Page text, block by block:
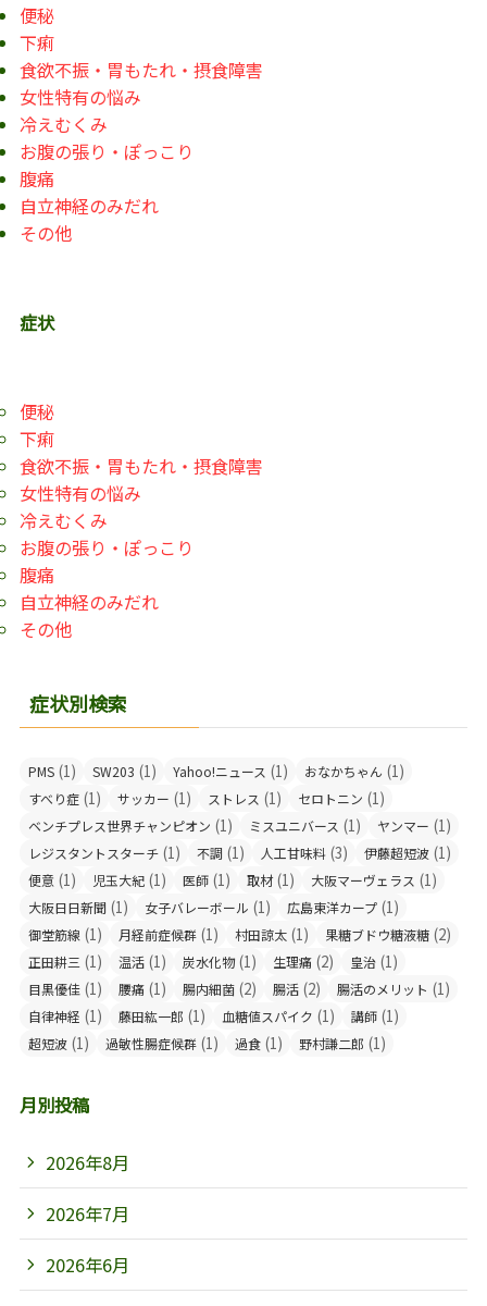
便秘
下痢
食欲不振・胃もたれ・摂食障害
女性特有の悩み
冷えむくみ
お腹の張り・ぽっこり
腹痛
自立神経のみだれ
その他
症状
便秘
下痢
食欲不振・胃もたれ・摂食障害
女性特有の悩み
冷えむくみ
お腹の張り・ぽっこり
腹痛
自立神経のみだれ
その他
症状別検索
PMS (1) SW203 (1) Yahoo!ニュース (1) おなかちゃん (1)
すべり症 (1) サッカー (1) ストレス (1) セロトニン (1)
ベンチプレス世界チャンピオン (1) ミスユニバース (1) ヤンマー (1)
レジスタントスターチ (1) 不調 (1) 人工甘味料 (3) 伊藤超短波 (1)
便意 (1) 児玉大紀 (1) 医師 (1) 取材(1) 大阪マーヴェラス (1)
大阪日日新聞 (1) 女子バレーボール (1) 広島東洋カープ (1)
御堂筋線 (1) 月経前症候群 (1) 村田諒太 (1) 果糖ブドウ糖液糖 (2)
正田耕三 (1) 温活 (1) 炭水化物(1) 生理痛 (2) 皇治 (1)
目黒優佳 (1) 腰痛 (1) 腸内細菌 (2) 腸活 (2) 腸活のメリット (1)
自律神経 (1) 藤田紘一郎 (1) 血糖値スパイク (1) 講師 (1)
超短波 (1) 過敏性腸症候群 (1) 過食 (1) 野村謙二郎 (1)
月別投稿
2026年8月
2026年7月
2026年6月